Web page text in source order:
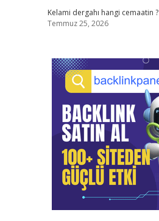
Kelami dergahı hangi cemaatin ?
Temmuz 25, 2026